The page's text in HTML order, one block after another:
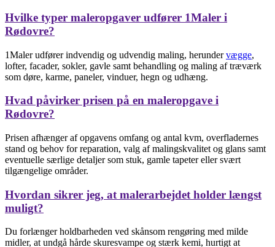
Hvilke typer maleropgaver udfører 1Maler i
Rødovre?
1Maler udfører indvendig og udvendig maling, herundervægge,
lofter, facader, sokler, gavle samt behandling og maling af træværk
som døre, karme, paneler, vinduer, hegn og udhæng.
Hvad påvirker prisen på en maleropgave i
Rødovre?
Prisen afhænger af opgavens omfang og antal kvm, overfladernes
stand og behov for reparation, valg af malingskvalitet og glans samt
eventuelle særlige detaljer som stuk, gamle tapeter eller svært
tilgængelige områder.
Hvordan sikrer jeg, at malerarbejdet holder længst
muligt?
Du forlænger holdbarheden ved skånsom rengøring med milde
midler, at undgå hårde skuresvampe og stærk kemi, hurtigt at